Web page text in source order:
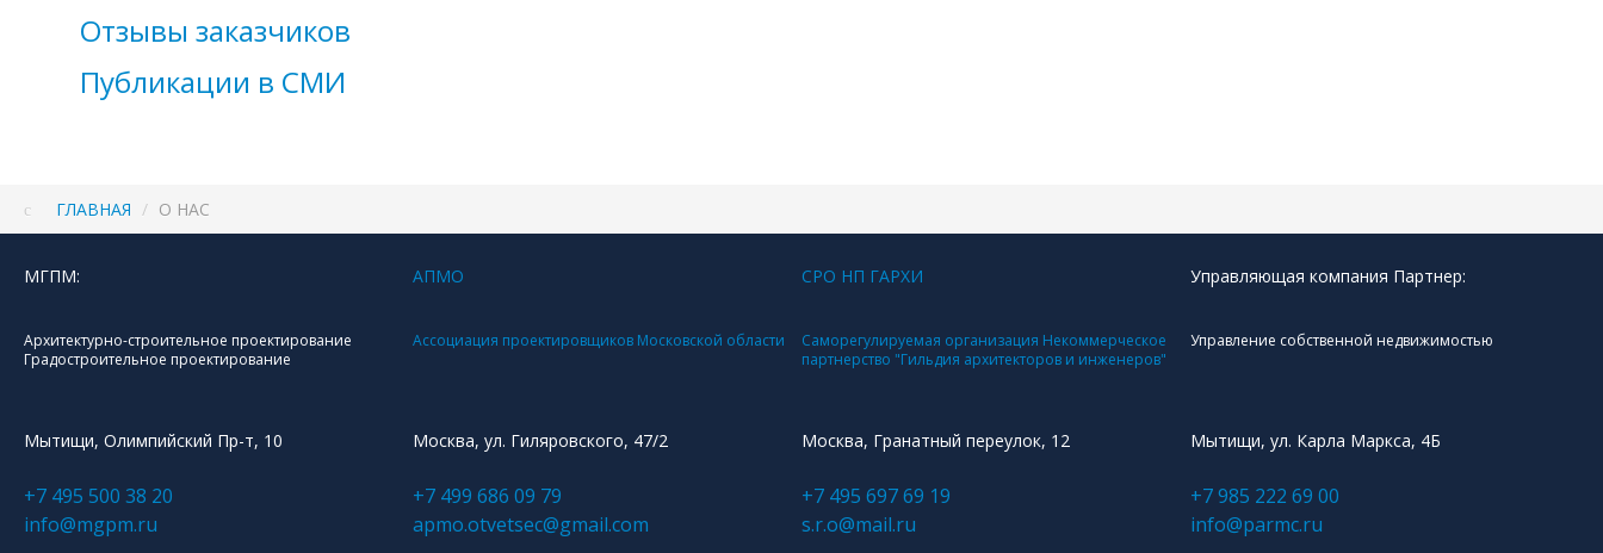
Отзывы заказчиков
Публикации в СМИ
ГЛАВНАЯ / О НАС
МГПМ:
Архитектурно-строительное проектирование
Градостроительное проектирование
Мытищи, Олимпийский Пр-т, 10
+7 495 500 38 20
info@mgpm.ru
АПМО
Ассоциация проектировщиков Московской области
Москва, ул. Гиляровского, 47/2
+7 499 686 09 79
apmo.otvetsec@gmail.com
СРО НП ГАРХИ
Саморегулируемая организация Некоммерческое
партнерство "Гильдия архитекторов и инженеров"
Москва, Гранатный переулок, 12
+7 495 697 69 19
s.r.o@mail.ru
Управляющая компания Партнер:
Управление собственной недвижимостью
Мытищи, ул. Карла Маркса, 4Б
+7 985 222 69 00
info@parmc.ru